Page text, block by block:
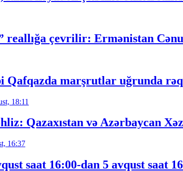
reallığa çevrilir: Ermənistan
Qafqazda marşrutlar uğrunda
18:11
Qazaxıstan və Azərbaycan
16:37
saat 16:00-dan 5 avqust saat